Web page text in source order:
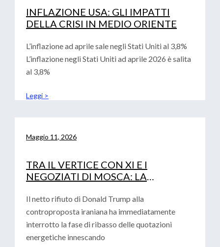
INFLAZIONE USA: GLI IMPATTI
DELLA CRISI IN MEDIO ORIENTE
L’inflazione ad aprile sale negli Stati Uniti al 3,8%
L’inflazione negli Stati Uniti ad aprile 2026 è salita
al 3,8%
Leggi >
Maggio 11, 2026
TRA IL VERTICE CON XI E I
NEGOZIATI DI MOSCA: LA
PROVA DEI FATTI
Il netto rifiuto di Donald Trump alla
controproposta iraniana ha immediatamente
interrotto la fase di ribasso delle quotazioni
energetiche innescando